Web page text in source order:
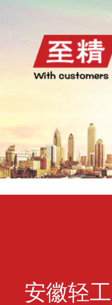
安徽轻